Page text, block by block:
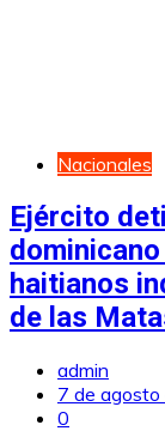
Nacionales
Ejército
haitianos
de las
admin
7 de
0